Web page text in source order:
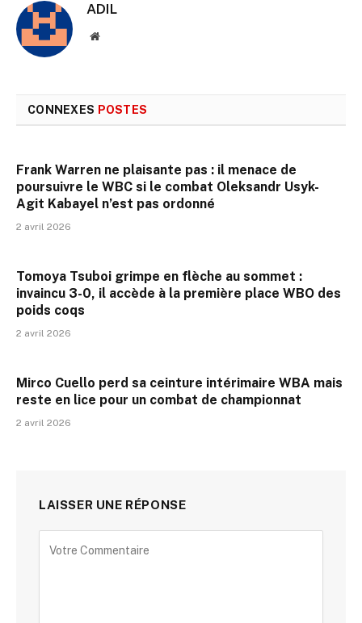
ADIL
Site
CONNEXES POSTES
Frank Warren ne plaisante pas : il menace de
poursuivre le WBC si le combat Oleksandr Usyk-
Agit Kabayel n’est pas ordonné
2 avril 2026
Tomoya Tsuboi grimpe en flèche au sommet :
invaincu 3-0, il accède à la première place WBO des
poids coqs
2 avril 2026
Mirco Cuello perd sa ceinture intérimaire WBA mais
reste en lice pour un combat de championnat
2 avril 2026
LAISSER UNE RÉPONSE